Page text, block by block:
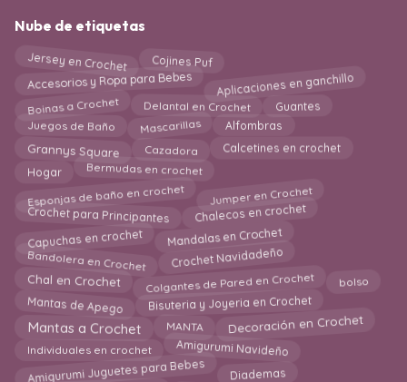
Nube de etiquetas
Jersey en Crochet Cojines Puf
Accesorios y Ropa para Bebes Aplicaciones en ganchillo
Boinas a Crochet Delantal en Crochet Guantes
Juegos de Baño Mascarillas Alfombras
Grannys Square Cazadora
Calcetines en crochet
Hogar
Bermudas en crochet
Esponjas de baño en crochet Jumper en Crochet
Crochet para Principantes Chalecos en crochet
Capuchas en crochet Mandalas en Crochet
Bandolera en Crochet Crochet Navidadeño
Chal en Crochet Colgantes de Pared en Crochet bolso
Mantas de Apego Bisuteria y Joyeria en Crochet
Mantas a Crochet MANTA Decoración en Crochet
Individuales en crochet Amigurumi Navideño
Amigurumi Juguetes para Bebes Diademas